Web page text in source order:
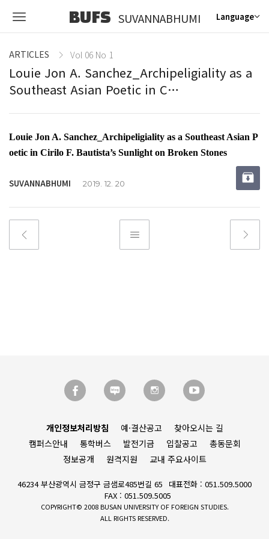
BUFS SUVANNABHUMI Language
ARTICLES Vol 06 No 1
Louie Jon A. Sanchez_Archipeligiality as a
Southeast Asian Poetic in C…
Louie Jon A. Sanchez_Archipeligiality as a Southeast Asian P
oetic in Cirilo F. Bautista’s Sunlight on Broken Stones
SUVANNABHUMI 2019. 12. 20
개인정보처리방침 예·결산공고
찾아오시는 길
캠퍼스안내
통학버스 발전기금 입찰공고
총동문회
정보공개
원격지원 교내 주요사이트
46234 부산광역시 금정구 금샘로485번길 65
대표전화 : 051.509.5000
FAX : 051.509.5005
COPYRIGHT© 2008 BUSAN UNIVERSITY OF FOREIGN STUDIES.
ALL RIGHTS RESERVED.